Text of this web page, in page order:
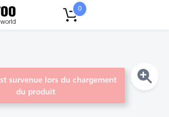
0
survenue lors du chargement
du produit